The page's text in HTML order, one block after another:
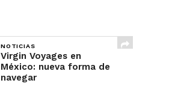
NOTICIAS
Virgin Voyages en
México: nueva forma de
navegar